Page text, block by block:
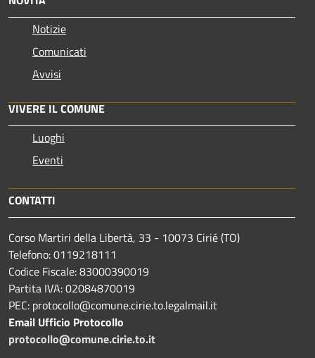
Notizie
Comunicati
Avvisi
VIVERE IL COMUNE
Luoghi
Eventi
CONTATTI
Corso Martiri della Libertà, 33 - 10073 Cirié (TO)
Telefono: 0119218111
Codice Fiscale: 83000390019
Partita IVA: 02084870019
PEC: protocollo@comune.cirie.to.legalmail.it
Email Ufficio Protocollo
protocollo@comune.cirie.to.it